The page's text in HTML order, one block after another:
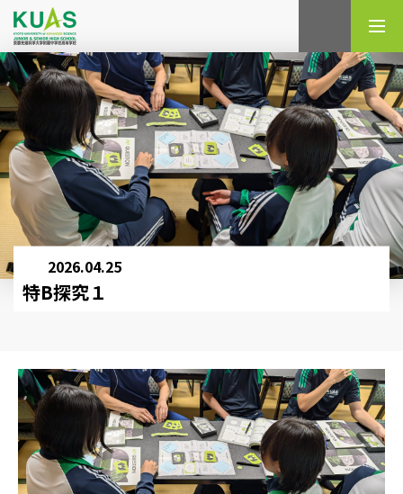
検索
2026.04.25
特B探究１